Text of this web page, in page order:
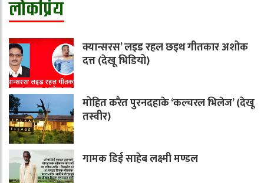
लोकप्रिय
क्यान्सरस’ लइड रहल छइथ गीतकार अशोक
दत्त (देखू भिडियो)
मोहित करैत पुरनदहाके ‘कल्चरल भिलेज’ (देखू
तस्वीर)
गामक डिई साहेब लक्ष्मी मण्डल